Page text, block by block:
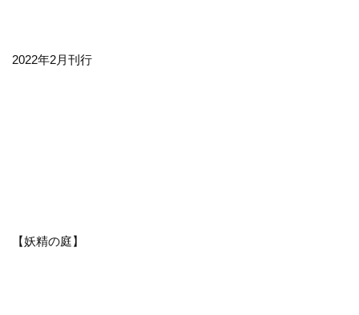
2022年2月刊行
【妖精の庭】